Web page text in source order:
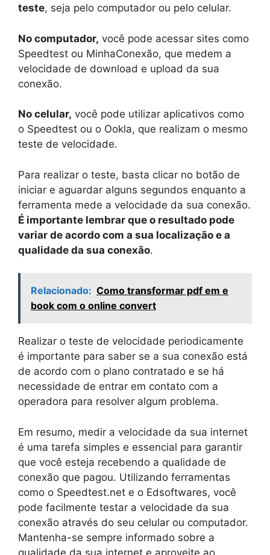
teste, seja pelo computador ou pelo celular.
No computador, você pode acessar sites como
Speedtest ou MinhaConexão, que medem a
velocidade de download e upload da sua
conexão.
No celular, você pode utilizar aplicativos como
o Speedtest ou o Ookla, que realizam o mesmo
teste de velocidade.
Para realizar o teste, basta clicar no botão de
iniciar e aguardar alguns segundos enquanto a
ferramenta mede a velocidade da sua conexão.
É importante lembrar que o resultado pode
variar de acordo com a sua localização e a
qualidade da sua conexão.
Relacionado: Como transformar pdf em e
book com o online convert
Realizar o teste de velocidade periodicamente
é importante para saber se a sua conexão está
de acordo com o plano contratado e se há
necessidade de entrar em contato com a
operadora para resolver algum problema.
Em resumo, medir a velocidade da sua internet
é uma tarefa simples e essencial para garantir
que você esteja recebendo a qualidade de
conexão que pagou. Utilizando ferramentas
como o Speedtest.net e o Edsoftwares, você
pode facilmente testar a velocidade da sua
conexão através do seu celular ou computador.
Mantenha-se sempre informado sobre a
qualidade da sua internet e aproveite ao